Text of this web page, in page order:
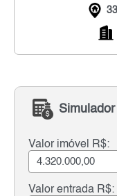
Valor imóvel R$:
Valor entrada R$: